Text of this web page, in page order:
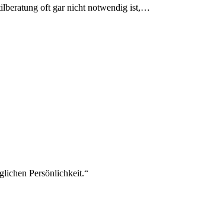
oft gar nicht notwendig ist,…
Persönlichkeit.“